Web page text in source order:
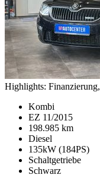
Highlights:
Kombi
EZ 11/2015
198.985 km
Diesel
135kW (184PS)
Schaltgetriebe
Schwarz